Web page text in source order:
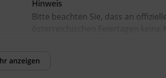
Hinweis
Bitte beachten Sie, dass an
österreichischen Feiertagen keine
Ersatzterminen bzw. Ersatzfreitagen
anzeigen